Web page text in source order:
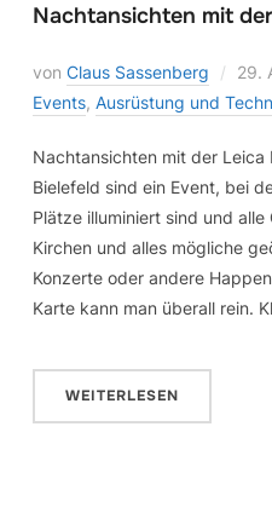
Nachtansichten mit
von Claus Sassenberg 29.
Events, Ausrüstung und
Nachtansichten mit der Leica
Bielefeld sind ein Event, bei
Plätze illuminiert sind und alle
Kirchen und alles mögliche
Konzerte oder andere
Karte kann man überall rein.
WEITERLESEN